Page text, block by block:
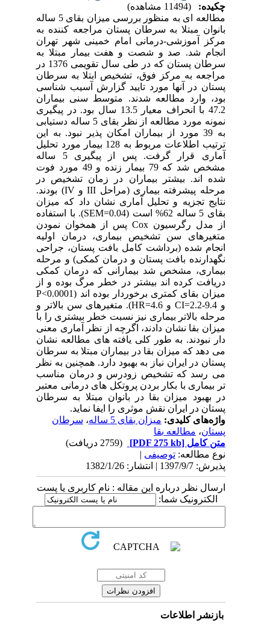
چکیده:
مطالعه ای به منظور بررسی میزان بقای 5 ساله
بانوان مبتلا به سرطان پستان مراجعه کننده به
مرکز آموزشی-درمانی امام خمینی شهر تهران
انجام شد. صد و شصت و هفت بیمار مبتلا به
سرطان پستان که در طی سال تقویمی 1376 در
مراجعه به مرکز فوق، تشخیص ابتلا به سرطان
پستان در آنها مورد تایید گزارش آسیب شناسی
بود، وارد مطالعه شدند. متوسط سنی بیماران
47.2 با انحراف معیار 13.5 سال بود. در پیگیری
نمونه مورد مطالعه از نظر بقای 5 ساله دستیابی
به 39 مورد از بیماران امکان پذیر نبود. به این
ترتیب اطلاعات مربوط به 128 بیمار مورد تحلیل
آماری قرار گرفت. پس از پیگیری 5 ساله
مشخص شد که 79 بیمار زنده و 49 مورد فوت
شده اند. بیشتر بیماران در زمان تشخیص در
مرحله پیشرفته بیماری (مراحل III و IV) بودند.
نتایج تجزیه و تحلیل آماری نشان داد که میزان
بقای 5 ساله 62% است (0.04=SEM). با استفاده
از مدل رگرسیون Cox پس از همخوان نمودن
متغیرهای سن تشخیص بیماری، درمان اولیه
انجام شده (برداشت کامل بافت پستان، جراحی
نگهدارنده بافت پستان و درمان کمکی) و مرحله
بیماری، مشخص شد بیمارانی که درمان کمکی
دریافت کرده اند بیشتر در خطر مرگ بوده و از
میزان بقای کمتری برخوردار بوده اند (P<0.0001
و CI=2.2-9.4 و HR=4.6). متغیرهای سن بالاتر و
مرحله بالاتر بیماری نیز نسبت خطر بیشتری را با
میزان بقا نشان دادند، اگرچه از نظر آماری معنی
دار نبودند. به طور کلی یافته های مطالعه نشان
می دهد که میزان بقا در بیماران مبتلا به سرطان
پستان در ایران نیاز به بهبود دارد. همچنین به نظر
می رسد که تشخیص زودرس و درمان مناسب
تر بیماری با بکار بردن پروتکل های درمانی معتبر
در بهبود میزان بقا در بانوان مبتلا به سرطان
پستان در ایران نقش موثری را ایفا نماید.
واژه‌های کلیدی:میزان بقای 5 ساله ،سرطان
پستان،مطالعه بقا
متن کامل[PDF 275 kb]
نوع مطالعه:توصیفی|
پذیرش: 1397/9/7 | انتشار: 1382/1/26
ارسال نظر درباره این مقاله : نام کاربری یا پست
الکترونیک شما:
بازنشر اطلاعات